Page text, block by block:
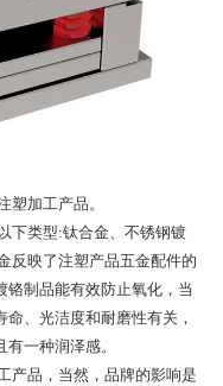
塑加工产品。
下类型:钛合金、不锈钢镀
反映了注塑产品五金配件的
铬制品能有效防止氧化，当
、光洁度和耐磨性有关，
一种润泽感。
产品，当然，品牌的影响是